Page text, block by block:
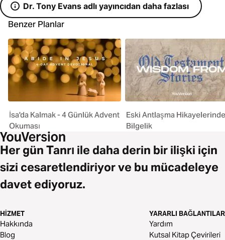
Dr. Tony Evans adlı yayıncıdan daha fazlası
Benzer Planlar
İsa'da Kalmak - 4 Günlük Advent
Okuması
Eski Antlaşma
Bilgelik
Her gün Tanrı ile daha derin bir ilişki için
sizi cesaretlendiriyor ve bu mücadeleye
davet ediyoruz.
HIZMET
Hakkında
Blog
YARARLI BAĞLANTILAR
Yardım
Kutsal Kitap Çevirileri